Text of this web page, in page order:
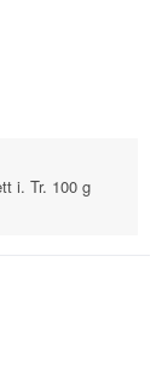
i. Tr. 100 g